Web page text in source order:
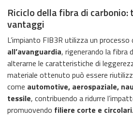
Riciclo della fibra di carbonio:
vantaggi
L’impianto FIB3R utilizza un processo
all’avanguardia, rigenerando la fibra
alterarne le caratteristiche di
materiale ottenuto può essere
come automotive, aerospaziale,
tessile, contribuendo a ridurre
promuovendo filiere corte e circolari.